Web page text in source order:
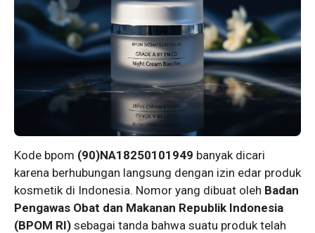
Kode bpom (90)NA18250101949 banyak dicari
karena berhubungan langsung dengan izin edar produk
kosmetik di Indonesia. Nomor yang dibuat oleh Badan
Pengawas Obat dan Makanan Republik Indonesia
(BPOM RI) sebagai tanda bahwa suatu produk telah